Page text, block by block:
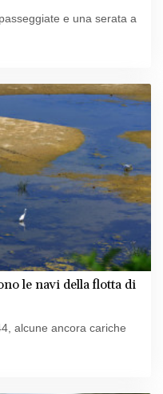
e una serata a
le navi della flotta di
alcune ancora cariche